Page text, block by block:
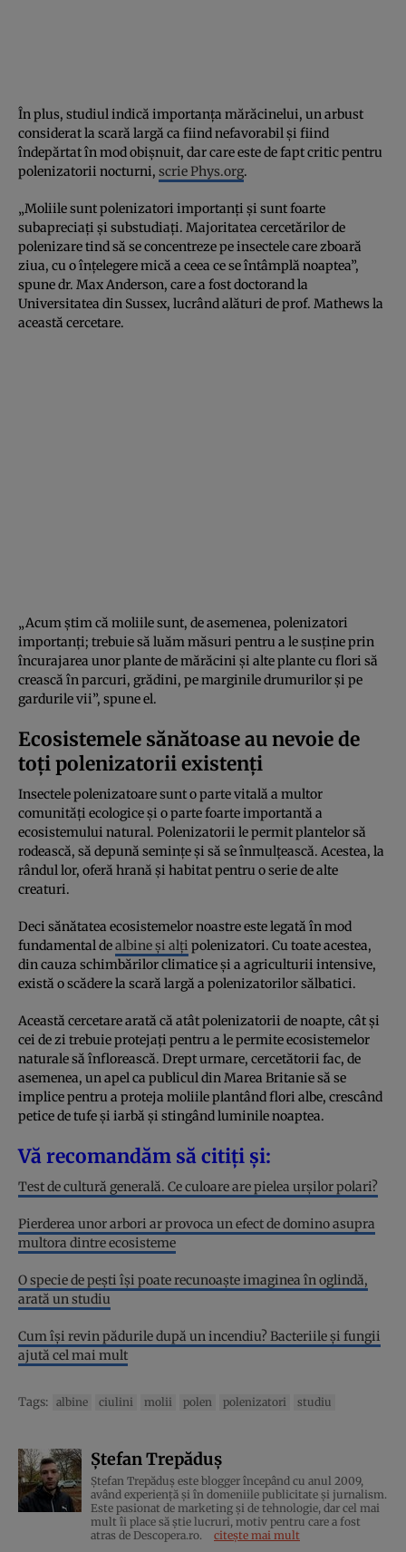
În plus, studiul indică importanța mărăcinelui, un arbust
considerat la scară largă ca fiind nefavorabil și fiind
îndepărtat în mod obișnuit, dar care este de fapt critic pentru
polenizatorii nocturni, scrie Phys.org.
„Moliile sunt polenizatori importanți și sunt foarte
subapreciați și substudiați. Majoritatea cercetărilor de
polenizare tind să se concentreze pe insectele care zboară
ziua, cu o înțelegere mică a ceea ce se întâmplă noaptea”,
spune dr. Max Anderson, care a fost doctorand la
Universitatea din Sussex, lucrând alături de prof. Mathews la
această cercetare.
„Acum știm că moliile sunt, de asemenea, polenizatori
importanți; trebuie să luăm măsuri pentru a le susține prin
încurajarea unor plante de mărăcini și alte plante cu flori să
crească în parcuri, grădini, pe marginile drumurilor și pe
gardurile vii”, spune el.
Ecosistemele sănătoase au nevoie de
toți polenizatorii existenți
Insectele polenizatoare sunt o parte vitală a multor
comunități ecologice și o parte foarte importantă a
ecosistemului natural. Polenizatorii le permit plantelor să
rodească, să depună semințe și să se înmulțească. Acestea, la
rândul lor, oferă hrană și habitat pentru o serie de alte
creaturi.
Deci sănătatea ecosistemelor noastre este legată în mod
fundamental dealbine și alți polenizatori. Cu toate acestea,
din cauza schimbărilor climatice și a agriculturii intensive,
există o scădere la scară largă a polenizatorilor sălbatici.
Această cercetare arată că atât polenizatorii de noapte, cât și
cei de zi trebuie protejați pentru a le permite ecosistemelor
naturale să înflorească. Drept urmare, cercetătorii fac, de
asemenea, un apel ca publicul din Marea Britanie să se
implice pentru a proteja moliile plantând flori albe, crescând
petice de tufe și iarbă și stingând luminile noaptea.
Vă recomandăm să citiți și:
Test de cultură generală. Ce culoare are pielea urșilor polari?
Pierderea unor arbori ar provoca un efect de domino asupra
multora dintre ecosisteme
O specie de pești își poate recunoaște imaginea în oglindă,
arată un studiu
Cum își revin pădurile după un incendiu? Bacteriile și fungii
ajută cel mai mult
Tags: albine ciulini molii polen polenizatori studiu
Ștefan Trepăduș
Ștefan Trepăduș este blogger începând cu anul 2009,
având experiență și în domeniile publicitate și jurnalism.
Este pasionat de marketing și de tehnologie, dar cel mai
mult îi place să știe lucruri, motiv pentru care a fost
atras de Descopera.ro.
citește mai mult